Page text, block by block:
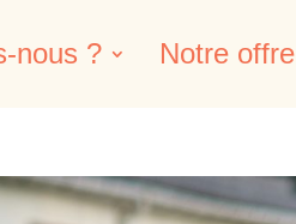
nous ? Notre offre